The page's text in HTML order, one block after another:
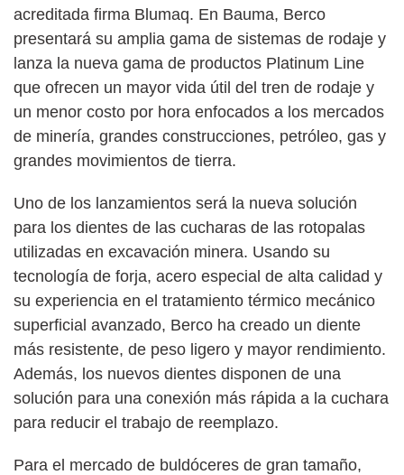
acreditada firma Blumaq. En Bauma, Berco
presentará su amplia gama de sistemas de rodaje y
lanza la nueva gama de productos Platinum Line
que ofrecen un mayor vida útil del tren de rodaje y
un menor costo por hora enfocados a los mercados
de minería, grandes construcciones, petróleo, gas y
grandes movimientos de tierra.
Uno de los lanzamientos será la nueva solución
para los dientes de las cucharas de las rotopalas
utilizadas en excavación minera. Usando su
tecnología de forja, acero especial de alta calidad y
su experiencia en el tratamiento térmico mecánico
superficial avanzado, Berco ha creado un diente
más resistente, de peso ligero y mayor rendimiento.
Además, los nuevos dientes disponen de una
solución para una conexión más rápida a la cuchara
para reducir el trabajo de reemplazo.
Para el mercado de buldóceres de gran tamaño,